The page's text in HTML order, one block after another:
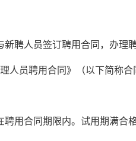
聘人员签订聘用合同，办理聘
人员聘用合同》（以下简称
用合同期限内。试用期满合